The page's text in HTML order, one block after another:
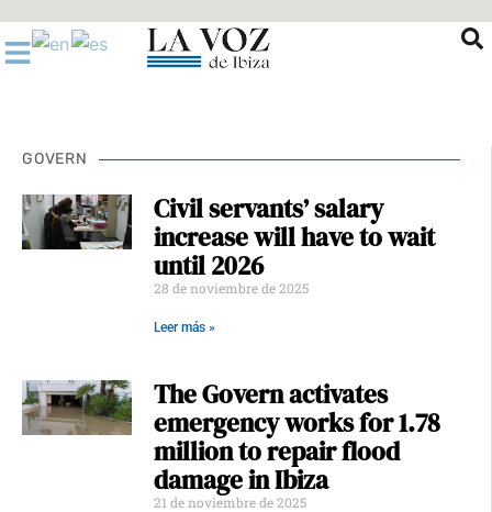
al
contenido
GOVERN
Civil servants’ salary
increase will have to wait
until 2026
28 de noviembre de 2025
Leer más »
The Govern activates
emergency works for 1.78
million to repair flood
damage in Ibiza
21 de noviembre de 2025